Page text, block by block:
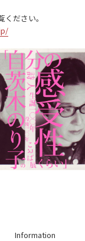
ださい。
Information